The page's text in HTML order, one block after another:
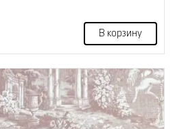
В корзину